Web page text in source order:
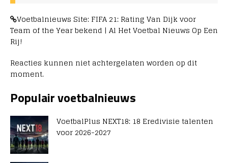
Voetbalnieuws Site: FIFA 21: Rating Van Dijk voor
Team of the Year bekend | Al Het Voetbal Nieuws Op Een
Rij!
Reacties kunnen niet achtergelaten worden op dit
moment.
Populair voetbalnieuws
VoetbalPlus NEXT18: 18 Eredivisie talenten
voor 2026-2027